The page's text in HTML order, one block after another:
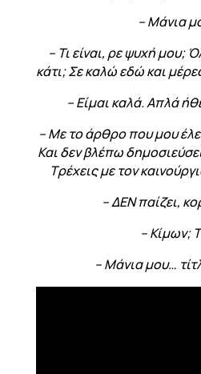
– Μάνια
– Τι είναι, ρε ψυχή μου;
κάτι; Σε καλώ εδώ και
– Είμαι καλά. Απλά
– Με το άρθρο που μου
Και δεν βλέπω
Τρέχεις με τον
– ΔΕΝ παίζει,
– Κίμων;
– Μάνια μου…